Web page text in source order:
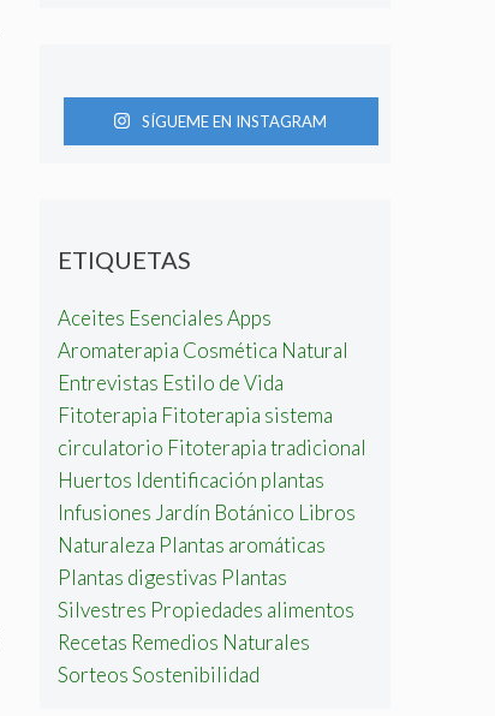
SÍGUEME EN INSTAGRAM
ETIQUETAS
Aceites EsencialesApps
Aromaterapia Cosmética Natural
Entrevistas Estilo de Vida
Fitoterapia Fitoterapia sistema
circulatorio Fitoterapia tradicional
Huertos Identificación plantas
Infusiones Jardín Botánico Libros
Naturaleza Plantas aromáticas
Plantas digestivas Plantas
Silvestres Propiedades alimentos
Recetas Remedios Naturales
SorteosSostenibilidad